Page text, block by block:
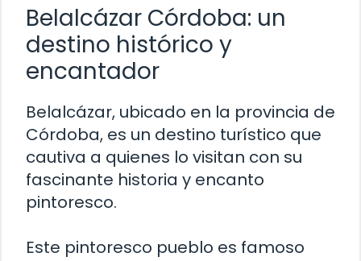
Belalcázar Córdoba: un
destino histórico y
encantador
Belalcázar, ubicado en la provincia de
Córdoba, es un destino turístico que
cautiva a quienes lo visitan con su
fascinante historia y encanto
pintoresco.
Este pintoresco pueblo es famoso